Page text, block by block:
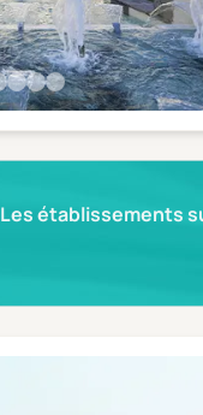
Les établissements